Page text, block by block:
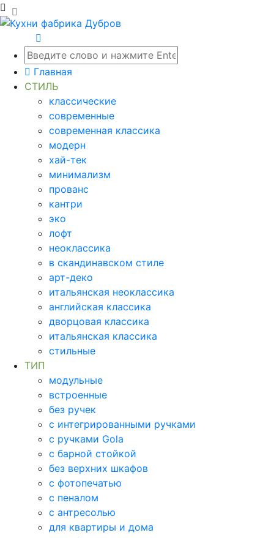
Главная
СТИЛЬ
классические
современные
современная классика
модерн
хай-тек
минимализм
прованс
кантри
эко
лофт
неоклассика
в скандинавском стиле
арт-деко
итальянская неоклассика
английская классика
дворцовая классика
итальянская классика
стильные
ТИП
модульные
встроенные
без ручек
с интегрированными ручками
с ручками Gola
с барной стойкой
без верхних шкафов
с фотопечатью
с пеналом
с антресолью
для квартиры и дома